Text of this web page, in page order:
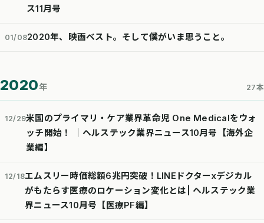
ス11月号
01/082020年、映画ベスト。そして僕がいま思うこと。
2020年 27本
12/29米国のプライマリ・ケア業界革命児 One Medicalをウォ
ッチ開始！ │ヘルステック業界ニュース10月号【海外企
業編】
12/18エムスリー時価総額6兆円突破！LINEドクターxデジカル
がもたらす医療のロケーション変化とは| ヘルステック業
界ニュース10月号【医療PF編】